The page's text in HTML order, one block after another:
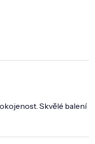
Skvělé balení